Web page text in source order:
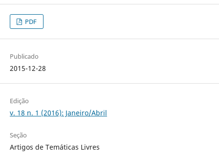
PDF
Publicado
2015-12-28
Edição
v. 18 n. 1 (2016): Janeiro/Abril
Seção
Artigos de Temáticas Livres